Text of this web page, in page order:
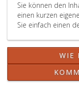
Sie können den
einen kurzen
Sie einfach einen
WIE